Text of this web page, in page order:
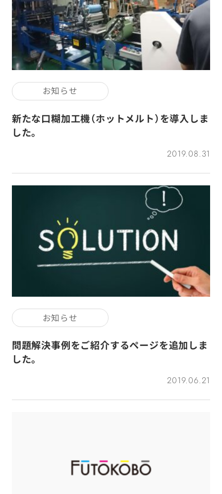
お知らせ
新たな口糊加工機（ホットメルト）を導入しま
した。
2019.08.31
お知らせ
問題解決事例をご紹介するページを追加しま
した。
2019.06.21